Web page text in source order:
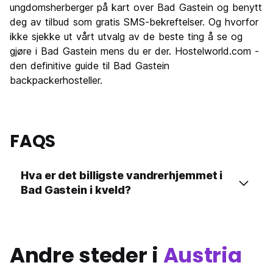
Verdi for pengene
6.0
ungdomsherberger på kart over Bad Gastein og benytt
deg av tilbud som gratis SMS-bekreftelser. Og hvorfor
ikke sjekke ut vårt utvalg av de beste ting å se og
gjøre i Bad Gastein mens du er der. Hostelworld.com -
den definitive guide til Bad Gastein
backpackerhosteller.
FAQS
Hva er det billigste vandrerhjemmet i
Bad Gastein i kveld?
Andre steder i Austria